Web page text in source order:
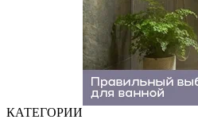
КАТЕГОРИИ